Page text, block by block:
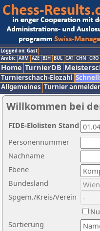
Logged on: Gast
Arabic ARM AZE BIH BUL CAT CHN CRO
Home TurnierDB
Turnierschach-Elozahl
Allgemeines Turnier
Willkommen bei
Nachname
Ebene
Sortierung
Personennummer
Bundesland
Spgem./Kreis/Verein
FIDE-Elolisten Stand